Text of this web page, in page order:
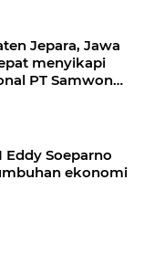
Jepara, Jawa
menyikapi
PT Samwon
Damarjati
Eddy Soeparno
ekonomi